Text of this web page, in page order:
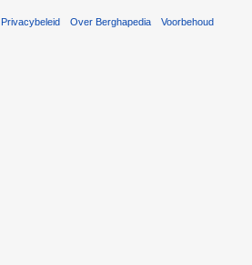
Privacybeleid Over Berghapedia Voorbehoud